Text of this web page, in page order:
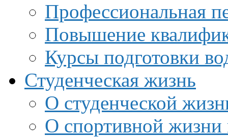
Профессиональная
Повышение
Курсы подготовки
Студенческая жизнь
О студенческой
О спортивной жизни